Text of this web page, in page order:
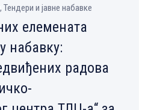
и јавне набавке
елемената
набавку:
радова